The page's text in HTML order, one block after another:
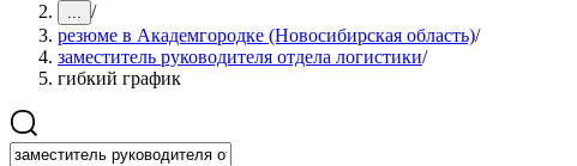
... /
резюме в Академгородке (Новосибирская область)/
заместитель руководителя отдела логистики/
гибкий график